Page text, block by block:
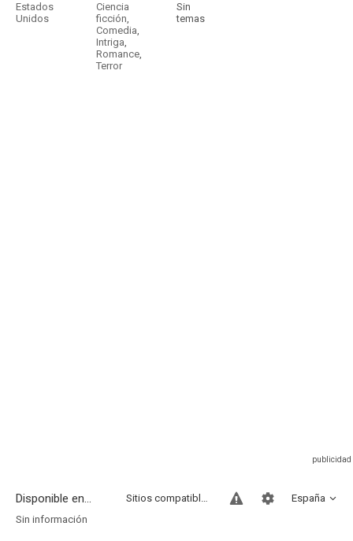
Estados
Unidos
Ciencia
ficción,
Comedia,
Intriga,
Romance,
Terror
Sin
temas
Disponible en... España
Sitios compatibles
Sin información